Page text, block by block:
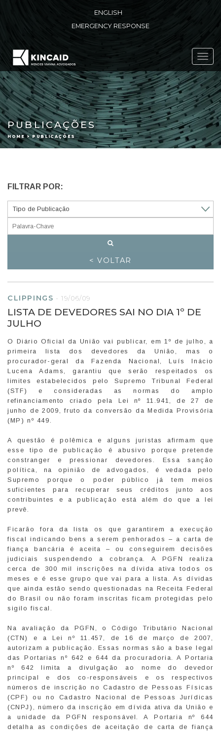
ENGLISH
EMERGENCY RESPONSE
PUBLICAÇÕES
HOME > PUBLICAÇÕES
FILTRAR POR:
< VOLTAR
CLIPPINGS -19/06/09
LISTA DE DEVEDORES SAI NO DIA 1º DE
JULHO
O Diário Oficial da União vai publicar, em 1º de julho, a
primeira lista dos devedores da União, mas o
procurador-geral da Fazenda Nacional, Luís Inácio
Lucena Adams, garantiu que serão respeitados os
limites estabelecidos pelo Supremo Tribunal Federal
(STF) e consideradas as normas do amplo
refinanciamento criado pela Lei nº 11.941, de 27 de
junho de 2009, fruto da conversão da Medida Provisória
(MP) nº 449.
A questão é polêmica e alguns juristas afirmam que
esse tipo de publicação é abusivo porque pretende
constranger e pressionar devedores. Essa sanção
política, na opinião de advogados, é vedada pelo
Supremo porque o poder público já tem meios
suficientes para recuperar seus créditos junto aos
contribuintes e a publicação está além do que a lei
prevê.
Ficarão fora da lista os que garantirem a execução
fiscal indicando bens a serem penhorados – a carta de
fiança bancária é aceita – ou conseguirem decisões
judiciais suspendendo a cobrança. A PGFN realiza
cerca de 300 mil inscrições na dívida ativa todos os
meses e é esse grupo que vai para a lista. As dívidas
que ainda estão sendo questionadas na Receita Federal
do Brasil ou não foram inscritas ficam protegidas pelo
sigilo fiscal.
Na avaliação da PGFN, o Código Tributário Nacional
(CTN) e a Lei nº 11.457, de 16 de março de 2007,
autorizam a publicação. Essas normas são a base legal
das Portarias nº 642 e 644 da procuradoria. A Portaria
nº 642 limita a divulgação ao nome do devedor
principal e dos co-responsáveis e os respectivos
números de inscrição no Cadastro de Pessoas Físicas
(CPF) ou no Cadastro Nacional de Pessoas Jurídicas
(CNPJ), número da inscrição em dívida ativa da União e
a unidade da PGFN responsável. A Portaria nº 644
detalha as condições de aceitação de carta de fiança